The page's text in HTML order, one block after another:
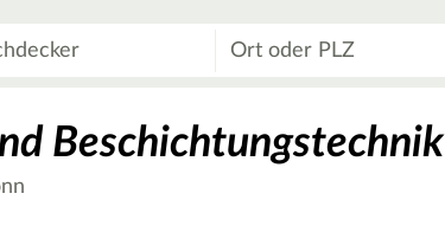
Beschichtungstechnik